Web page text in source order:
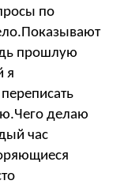
по
прошлую
я
делаю
час